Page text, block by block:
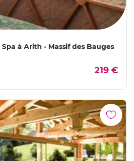
à Arith - Massif des Bauges
219 €